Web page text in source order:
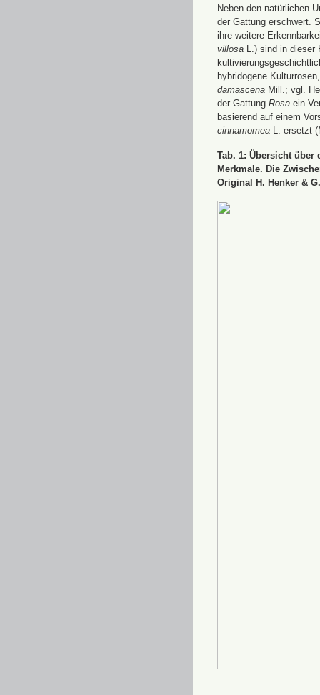
Neben den natürlichen
der Gattung erschwert.
ihre weitere
villosa L.) sind in dieser
hybridogene
damascena Mill.; vgl.
der Gattung Rosa ein
basierend auf einem
cinnamomea L. ersetzt
Tab. 1: Übersicht
Merkmale. Die
Original H. Henker &